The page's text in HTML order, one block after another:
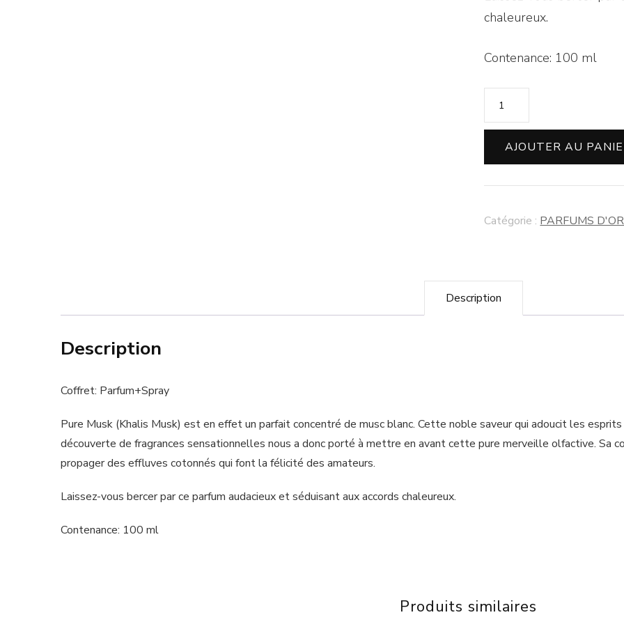
chaleureux.
Contenance: 100 ml
AJOUTER AU
Catégorie : PARFUMS
Description
Description
Coffret: Parfum+Spray
Pure Musk (Khalis Musk) est en effet un parfait concentré de musc blanc. Cette noble saveur qui adoucit les
découverte de fragrances sensationnelles nous a donc porté à mettre en avant cette pure merveille olfactive. Sa
propager des effluves cotonnés qui font la félicité des amateurs.
Laissez-vous bercer par ce parfum audacieux et séduisant aux accords chaleureux.
Contenance: 100 ml
Produits similaires